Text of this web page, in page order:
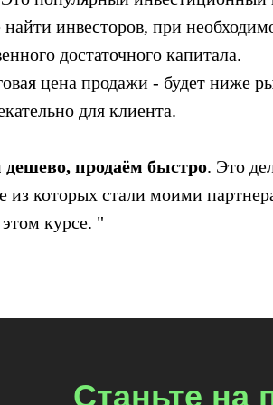
инвесторов, при
достаточного капитала.
цена продажи - будет ниже
для клиента.
дешево, продаём быстро. Это
из которых стали моими
курсе. "
Станьте на